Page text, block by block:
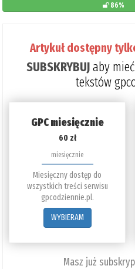
86%
Artykuł dostępny
SUBSKRYBUJaby
tekstów
GPC miesięcznie
60 zł
miesięcznie
Miesięczny dostęp do
wszystkich treści serwisu
gpcodziennie.pl.
WYBIERAM
Masz już